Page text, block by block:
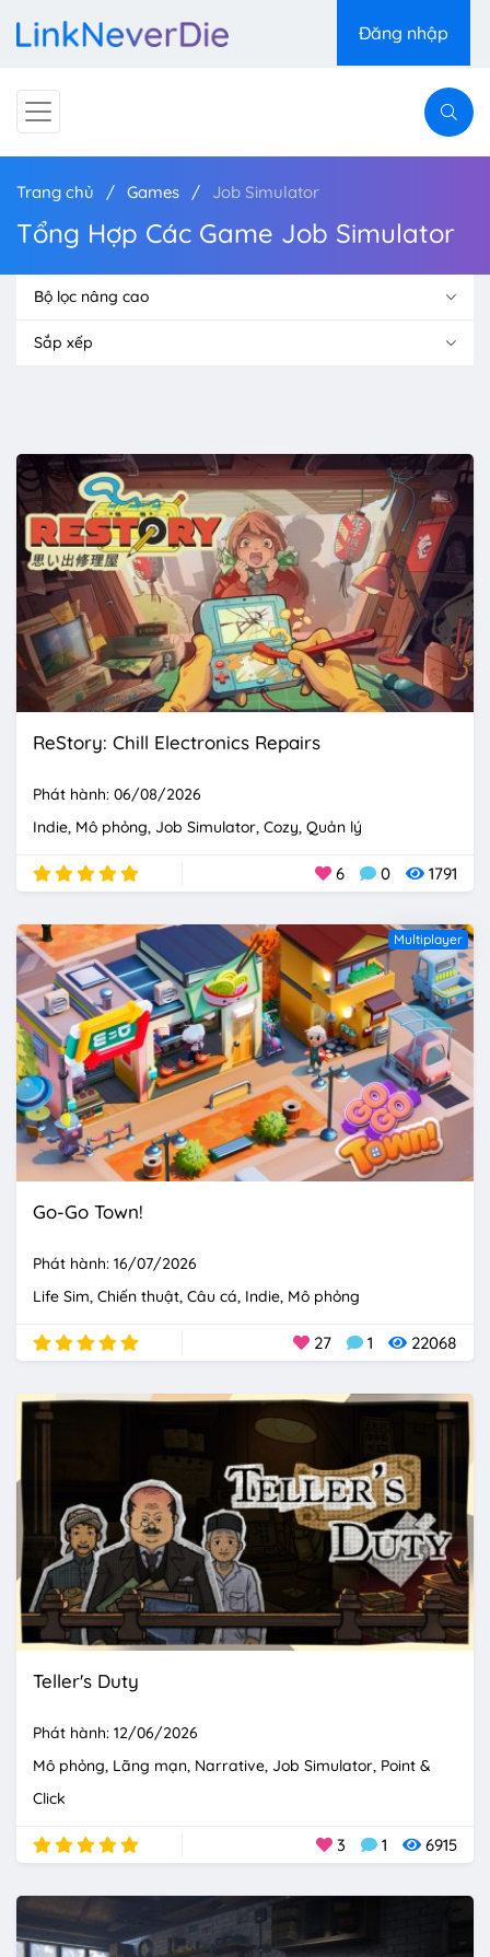
Đăng nhập
Trang chủ Games Job Simulator
Tổng Hợp Các Game Job Simulator
Bộ lọc nâng cao
Sắp xếp
ReStory: Chill Electronics Repairs
Phát hành: 06/08/2026
Indie Mô phỏng Job Simulator Cozy Quản lý
6 0 1791
Multiplayer
Go-Go Town!
Phát hành: 16/07/2026
Life Sim Chiến thuật Câu cá Indie Mô phỏng
27 1 22068
Teller's Duty
Phát hành: 12/06/2026
Mô phỏng Lãng mạn Narrative Job Simulator Point &
Click
3 1 6915